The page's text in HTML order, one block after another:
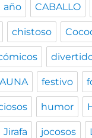
año CABALLO
chistoso
festivo
humor
Jirafa jocosos